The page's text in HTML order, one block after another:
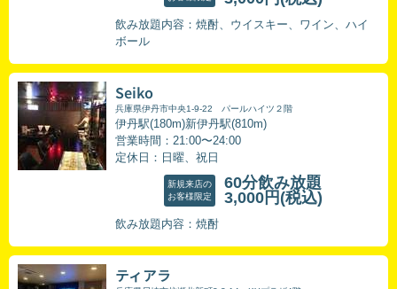
飲み放題内容：焼酎、ウイスキー、ワイン、ハイ
ボール
Seiko
兵庫県伊丹市中央1-9-22 パールハイツ２階
伊丹駅(180m)新伊丹駅(810m)
営業時間：21:00〜24:00
定休日：日曜、祝日
新規来店の
お客様限定
60分飲み放題
3,000円 (税込)
飲み放題内容：焼酎
ティアラ